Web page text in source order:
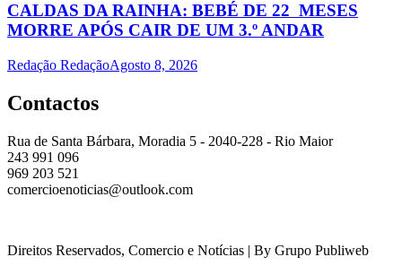
CALDAS DA RAINHA: BEBÉ DE 22 MESES
MORRE APÓS CAIR DE UM 3.º ANDAR
Redação RedaçãoAgosto 8, 2026
Contactos
Rua de Santa Bárbara, Moradia 5 - 2040-228 - Rio Maior
243 991 096
969 203 521
comercioenoticias@outlook.com
Direitos Reservados, Comercio e Notícias | By Grupo Publiweb